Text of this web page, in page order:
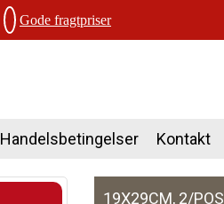
Gode fragtpriser
Handelsbetingelser Kontakt
19X29CM, 2/POS